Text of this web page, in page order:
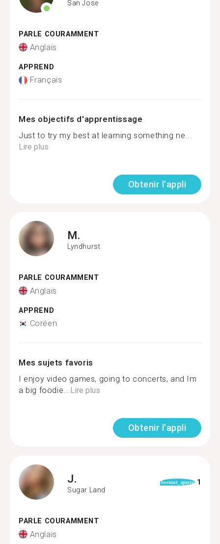
San Jose
PARLE COURAMMENT
Anglais
APPREND
Français
Mes objectifs d'apprentissage
Just to try my best at learning something ne...
Lire plus
Obtenir l'appli
M.
Lyndhurst
PARLE COURAMMENT
Anglais
APPREND
Coréen
Mes sujets favoris
I enjoy video games, going to concerts, and Im
a big foodie...Lire plus
Obtenir l'appli
J.
Sugar Land
format_quote 1
PARLE COURAMMENT
Anglais